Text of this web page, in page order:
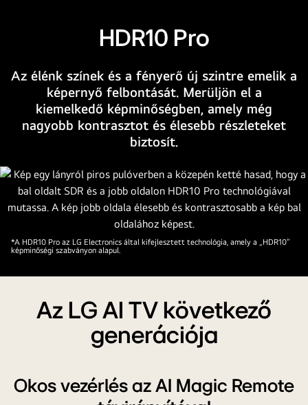
HDR10 Pro
Az élénk színek és a fényerő új szintre emelik a
képernyő felbontását. Merüljön el a
kiemelkedő képminőségben, amely még
nagyobb kontrasztot és élesebb részleteket
biztosít.
*A HDR10 Pro az LG Electronics által kifejlesztett technológia, amely a „HDR10”
képminőségi szabványon alapul.
Az LG AI TV következő
generációja
Okos vezérlés az AI Magic Remote